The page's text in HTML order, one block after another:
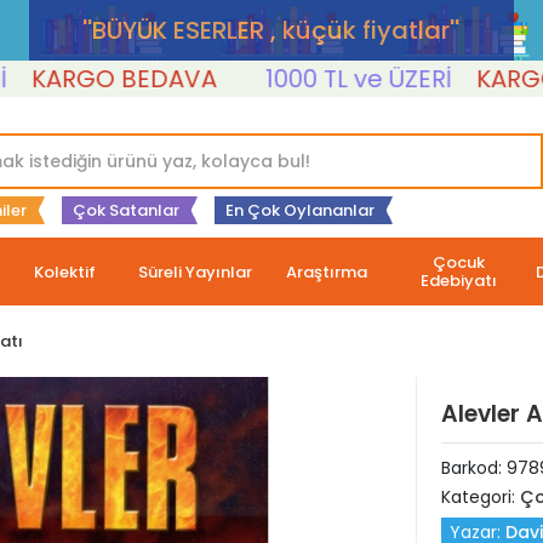
''BÜYÜK ESERLER , küçük fiyatlar''
BEDAVA 1000 TL ve ÜZERİ KARGO
Çok Satanlar En Çok Oylananlar
Kolektif Süreli Yayınlar Araştırma Çocuk
Edebiyatı
Alevler
Barkod:
Kategori:
Yazar: